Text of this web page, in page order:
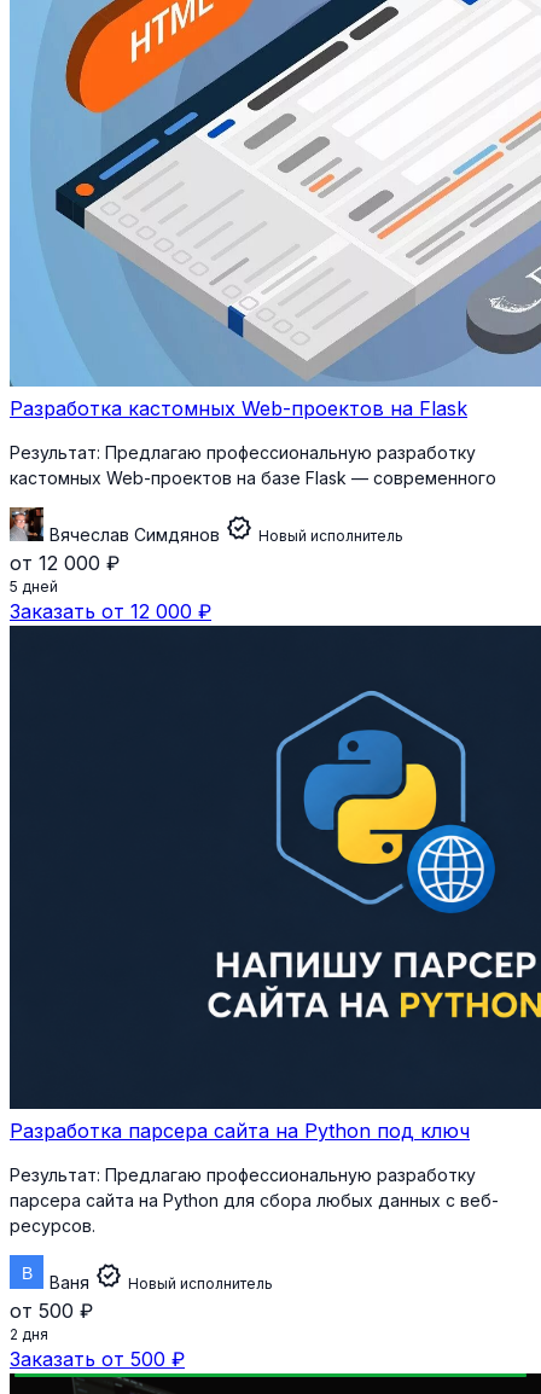
Разработка кастомных Web-проектов на Flask
Результат: Предлагаю профессиональную разработку
кастомных Web-проектов на базе Flask — современного
Вячеслав Симдянов verified Новый исполнитель
от 12 000 ₽
5 дней
Заказать от 12 000 ₽
Разработка парсера сайта на Python под ключ
Результат: Предлагаю профессиональную разработку
парсера сайта на Python для сбора любых данных с веб-
ресурсов.
Ваня verified Новый исполнитель
от 500 ₽
2 дня
Заказать от 500 ₽